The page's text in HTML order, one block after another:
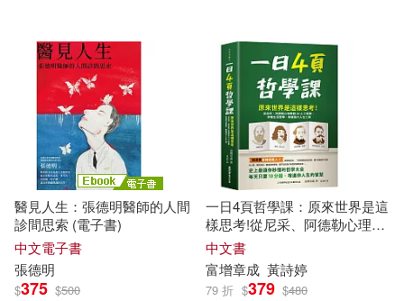
祖嘉合(2)
符杰祥(2) 米蘭‧昆德拉(2)
約爾格．彼得斯(2)
約翰．弗里德里希．赫爾巴特(2)
紫合(2) 羅倫斯．保利(2)
北京郵電大學出版社(4)
商業周刊(4)
國立臺灣大學出版中心(4)
宗教文化出版社(4)
寧波出版社(4) 方智(4)
醫見人生：張德明醫師的人間
診間思索 (電子書)
中文電子書
張德明
$375 $500
一日4頁哲學課：原來世界是這
樣思考!從尼采、阿德勒心理學
到AI人工智慧，秒懂生活哲
學，掌握強大人生工具
中文書
富增章成 黃詩婷
79 折 $379 $480